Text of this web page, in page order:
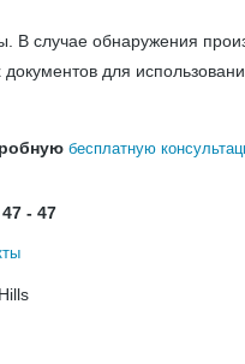
В случае обнаружения
для
бесплатную
- 47